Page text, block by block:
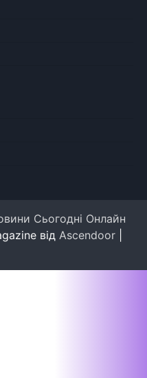
Сьогодні Онлайн
від Ascendoor